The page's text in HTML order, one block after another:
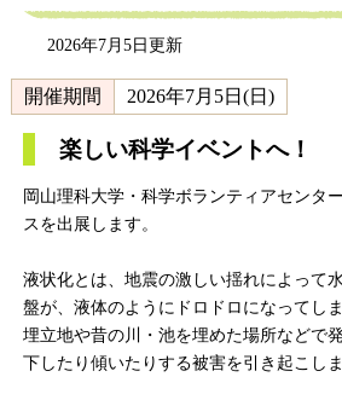
2026年7月5日更新
開催期間 2026年7月5日(日)
楽しい科学イベントへ！
岡山理科大学・科学ボランティアセンタ
スを出展します。
液状化とは、地震の激しい揺れによって
盤が、液体のようにドロドロになってし
埋立地や昔の川・池を埋めた場所などで
下したり傾いたりする被害を引き起こしま